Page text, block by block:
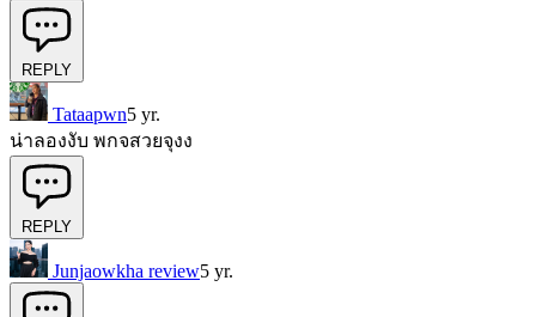
REPLY
Tataapwn5 yr.
น่าลองงับ พกจสวยจุงง
REPLY
Junjaowkha review5 yr.